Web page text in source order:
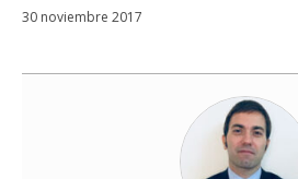
30 noviembre 2017